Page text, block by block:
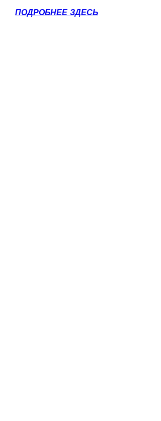
ПОДРОБНЕЕ ЗДЕСЬ